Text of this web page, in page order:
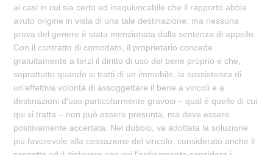
ai casi in cui sia certo ed inequivocabile che il rapporto abbia
avuto origine in vista di una tale destinazione: ma nessuna
prova del genere è stata menzionata dalla sentenza di appello.
Con il contratto di comodato, il proprietario concede
gratuitamente a terzi il diritto di uso del bene proprio e che,
soprattutto quando si tratti di un immobile, la sussistenza di
un'effettiva volontà di assoggettare il bene a vincoli e a
destinazioni d'uso particolarmente gravosi – qual è quello di cui
qui si tratta – non può essere presunta, ma deve essere
positivamente accertata. Nel dubbio, va adottata la soluzione
più favorevole alla cessazione del vincolo, considerato anche il